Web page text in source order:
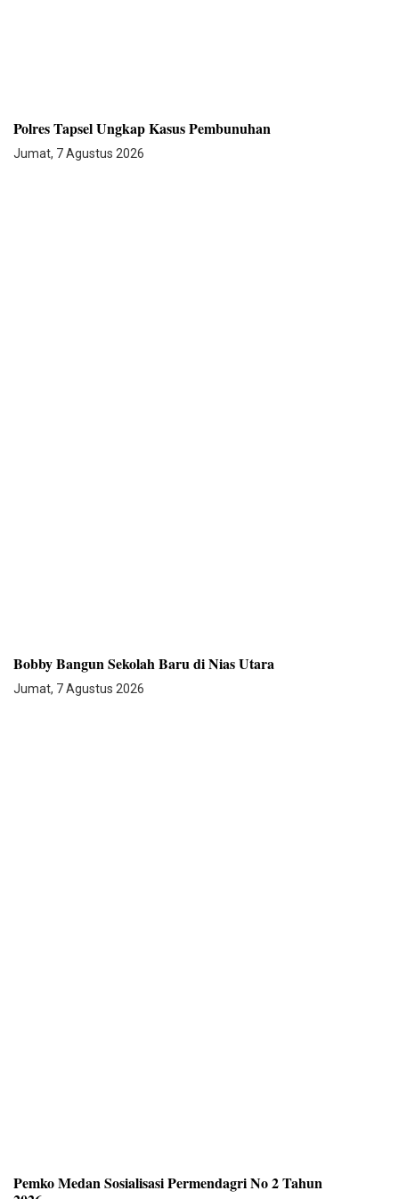
Polres Tapsel Ungkap Kasus Pembunuhan
Jumat, 7 Agustus 2026
Bobby Bangun Sekolah Baru di Nias Utara
Jumat, 7 Agustus 2026
Pemko Medan Sosialisasi Permendagri No 2 Tahun